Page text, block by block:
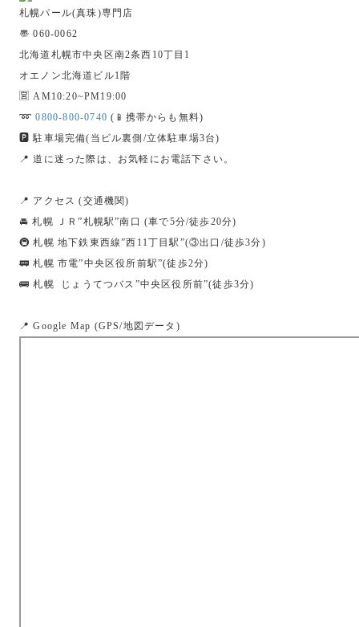
札幌パール(真珠)専門店
〠 060-0062
北海道札幌市中央区南2条西10丁目1
オエノン北海道ビル1階
🈺 AM10:20~PM19:00
➿0800-800-0740 (📱携帯からも無料)
🅿️ 駐車場完備(当ビル裏側/立体駐車場3台)
📍 道に迷った際は、お気軽にお電話下さい。
📍 アクセス (交通機関)
🚘 札幌 ＪＲ”札幌駅”南口 (車で5分/徒歩20分)
🚇 札幌 地下鉄東西線”西11丁目駅”(③出口/徒歩3分)
🚃 札幌 市電”中央区役所前駅”(徒歩2分)
🚌 札幌 じょうてつバス”中央区役所前”(徒歩3分)
📍 Google Map (GPS/地図データ)